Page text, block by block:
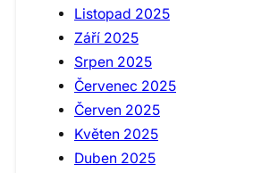
Listopad 2025
Září 2025
Srpen 2025
Červenec 2025
Červen 2025
Květen 2025
Duben 2025